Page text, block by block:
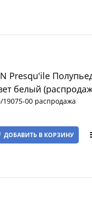
белый
19075-00 распродажа
ДОБАВИТЬ В КОРЗИНУ